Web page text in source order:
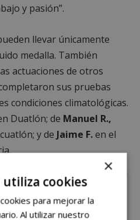
y pasión”.
llevar únicamente
medalla. También
actuaciones de otros
sus pruebas
condiciones climatológicas.
Duatlón; de Manuel R.,
y de Jaime F.en el
×
utiliza cookies
para mejorar la
Al utilizar nuestro